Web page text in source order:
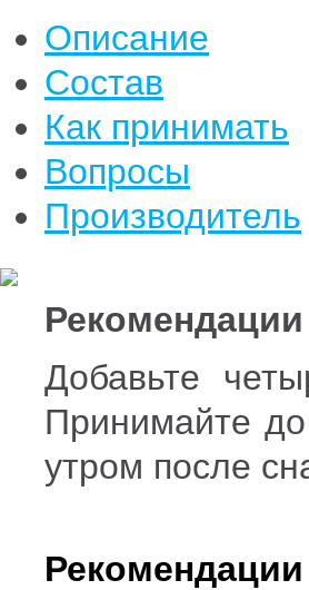
Описание
Состав
Как принимать
Вопросы
Производитель
Добавьте
Принимайте
утром после